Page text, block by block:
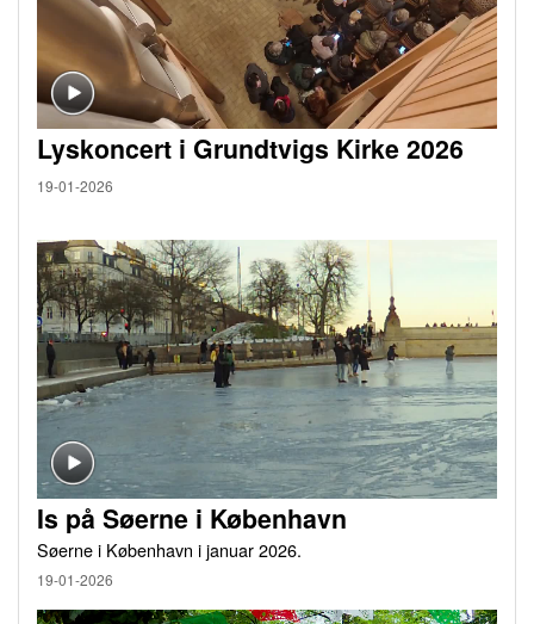
Lyskoncert i Grundtvigs Kirke 2026
19-01-2026
Is på Søerne i København
Søerne i København i januar 2026.
19-01-2026